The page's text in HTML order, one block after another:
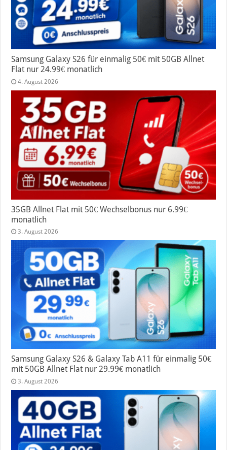
Samsung Galaxy S26 für einmalig 50€ mit 50GB Allnet
Flat nur 24.99€ monatlich
4. August 2026
35GB Allnet Flat mit 50€ Wechselbonus nur 6.99€
monatlich
3. August 2026
Samsung Galaxy S26 & Galaxy Tab A11 für einmalig 50€
mit 50GB Allnet Flat nur 29.99€ monatlich
3. August 2026